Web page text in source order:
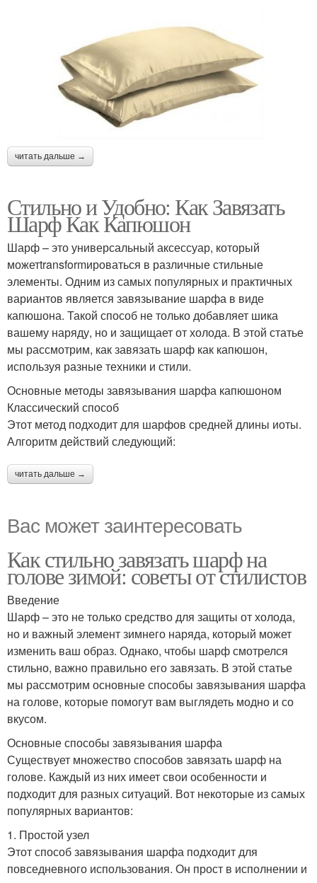
читать дальше →
Стильно и Удобно: Как Завязать
Шарф Как Капюшон
Шарф – это универсальный аксессуар, который
можетtransformироваться в различные стильные
элементы. Одним из самых популярных и практичных
вариантов является завязывание шарфа в виде
капюшона. Такой способ не только добавляет шика
вашему наряду, но и защищает от холода. В этой статье
мы рассмотрим, как завязать шарф как капюшон,
используя разные техники и стили.
Основные методы завязывания шарфа капюшоном
Классический способ
Этот метод подходит для шарфов средней длины иоты.
Алгоритм действий следующий:
читать дальше →
Вас может заинтересовать
Как стильно завязать шарф на
голове зимой: советы от стилистов
Введение
Шарф – это не только средство для защиты от холода,
но и важный элемент зимнего наряда, который может
изменить ваш образ. Однако, чтобы шарф смотрелся
стильно, важно правильно его завязать. В этой статье
мы рассмотрим основные способы завязывания шарфа
на голове, которые помогут вам выглядеть модно и со
вкусом.
Основные способы завязывания шарфа
Существует множество способов завязать шарф на
голове. Каждый из них имеет свои особенности и
подходит для разных ситуаций. Вот некоторые из самых
популярных вариантов:
1. Простой узел
Этот способ завязывания шарфа подходит для
повседневного использования. Он прост в исполнении и